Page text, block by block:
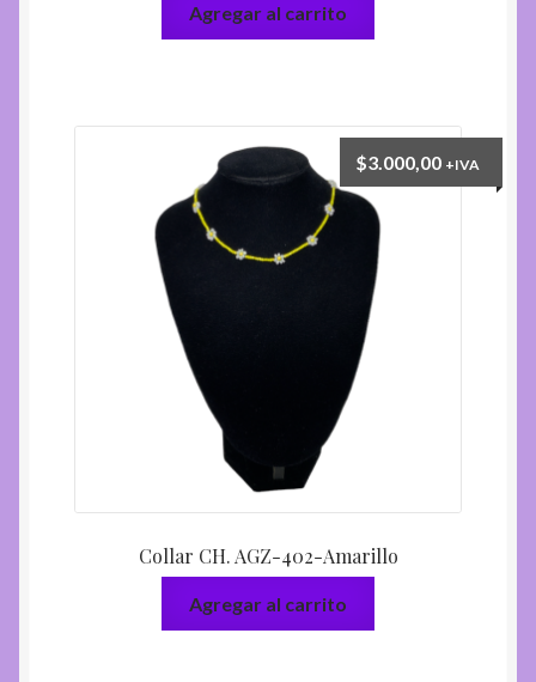
Agregar al carrito
Collar CH. AGZ-402-Amarillo
$3.000,00 +IVA
Agregar al carrito